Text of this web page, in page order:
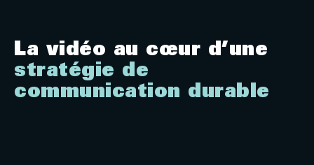
La vidéo au cœur d’une
stratégie de
communication durable